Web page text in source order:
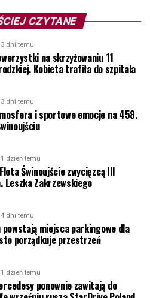
CZYTANE
3 dni temu
na skrzyżowaniu 11
Kobieta trafiła do szpitala
3 dni temu
i sportowe emocje na 458.
1 dzień temu
Świnoujście zwycięzcą III
Leszka Zakrzewskiego
4 dni temu
powstają miejsca parkingowe dla
porządkuje przestrzeń
1 dzień temu
ponownie zawitają do